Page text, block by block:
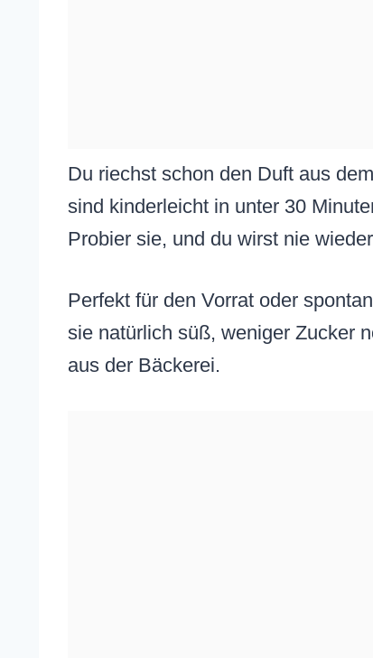
Du riechst schon den Duft aus
sind kinderleicht in unter 30
Probier sie, und du wirst nie
Perfekt für den Vorrat oder
sie natürlich süß, weniger Zucker
aus der Bäckerei.